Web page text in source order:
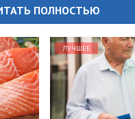
ПОЛНОСТЬЮ
ЛУЧШЕЕ